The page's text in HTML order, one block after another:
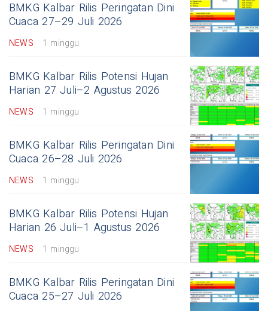
BMKG Kalbar Rilis Peringatan Dini
Cuaca 27–29 Juli 2026
NEWS 1 minggu
BMKG Kalbar Rilis Potensi Hujan
Harian 27 Juli–2 Agustus 2026
NEWS 1 minggu
BMKG Kalbar Rilis Peringatan Dini
Cuaca 26–28 Juli 2026
NEWS 1 minggu
BMKG Kalbar Rilis Potensi Hujan
Harian 26 Juli–1 Agustus 2026
NEWS 1 minggu
BMKG Kalbar Rilis Peringatan Dini
Cuaca 25–27 Juli 2026